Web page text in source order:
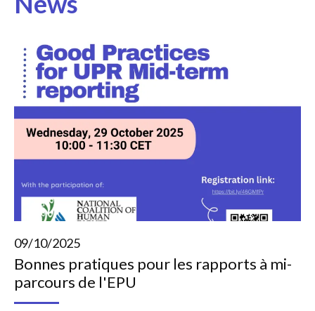
09/10/2025
Bonnes pratiques pour les rapports à mi-
parcours de l'EPU